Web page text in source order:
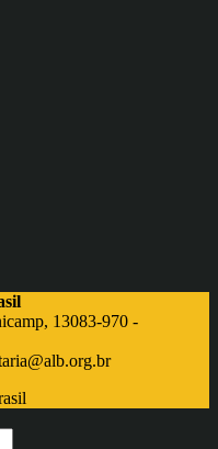
13083-970 -